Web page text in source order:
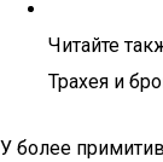
Читайте
Трахея и
У более